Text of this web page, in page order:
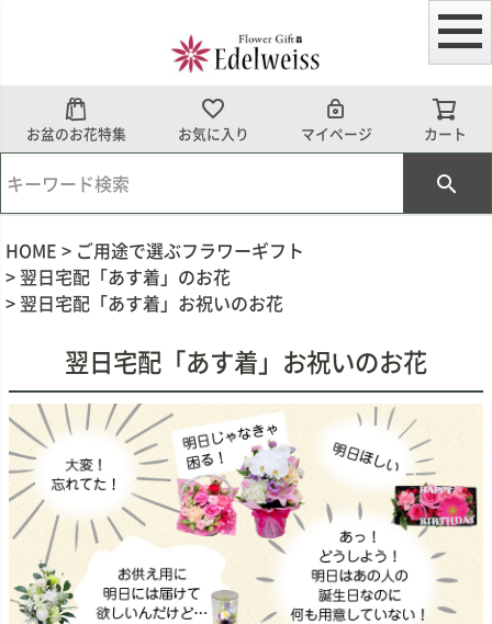
お盆のお花特集 お気に入り マイページ カート
HOME
ご用途で選ぶフラワーギフト
翌日宅配「あす着」のお花
翌日宅配「あす着」お祝いのお花
翌日宅配「あす着」お祝いのお花